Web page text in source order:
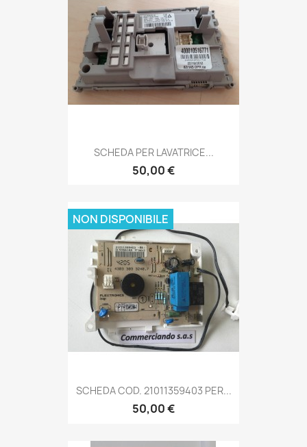
SCHEDA PER LAVATRICE...
50,00 €
SCHEDA COD. 21011359403 PER...
50,00 €
NON DISPONIBILE